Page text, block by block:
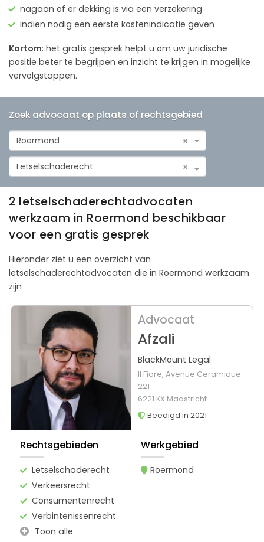
nagaan of er dekking is via een verzekering
indien nodig een eerste kostenindicatie geven
Kortom: het gratis gesprek helpt u om uw juridische
positie beter te begrijpen en inzicht te krijgen in mogelijke
vervolgstappen.
Zoek advocaat op plaats of rechtsgebied
×
Roermond
×
Letselschaderecht
2 letselschaderechtadvocaten
werkzaam in Roermond beschikbaar
voor een gratis gesprek
Hieronder ziet u een overzicht van
letselschaderechtadvocaten die in Roermond werkzaam
zijn
Advocaat
Afzali
BlackMount Legal
Il Fiore, Avenue Ceramique
221
6221 KX Maastricht
Beëdigd in 2021
Rechtsgebieden
Letselschaderecht
Verkeersrecht
Consumentenrecht
Verbintenissenrecht
Toon alle
Werkgebied
Roermond